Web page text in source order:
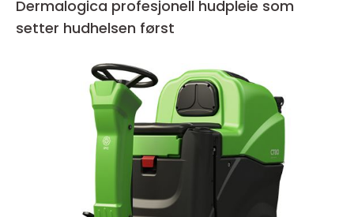
Dermalogica profesjonell hudpleie som
setter hudhelsen først